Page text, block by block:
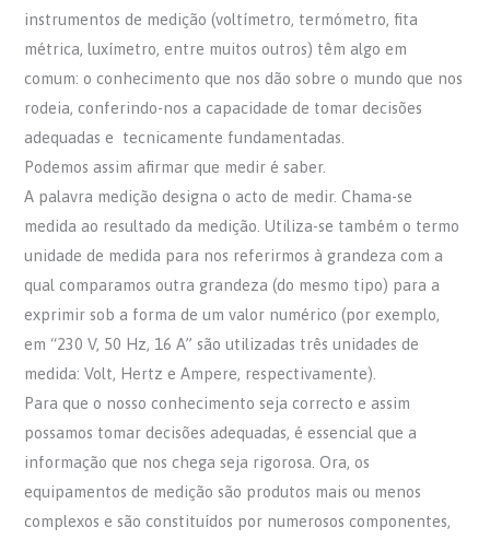
instrumentos de medição (voltímetro, termómetro, fita
métrica, luxímetro, entre muitos outros) têm algo em
comum: o conhecimento que nos dão sobre o mundo que nos
rodeia, conferindo-nos a capacidade de tomar decisões
adequadas e tecnicamente fundamentadas.
Podemos assim afirmar que medir é saber.
A palavra medição designa o acto de medir. Chama-se
medida ao resultado da medição. Utiliza-se também o termo
unidade de medida para nos referirmos à grandeza com a
qual comparamos outra grandeza (do mesmo tipo) para a
exprimir sob a forma de um valor numérico (por exemplo,
em “230 V, 50 Hz, 16 A” são utilizadas três unidades de
medida: Volt, Hertz e Ampere, respectivamente).
Para que o nosso conhecimento seja correcto e assim
possamos tomar decisões adequadas, é essencial que a
informação que nos chega seja rigorosa. Ora, os
equipamentos de medição são produtos mais ou menos
complexos e são constituídos por numerosos componentes,